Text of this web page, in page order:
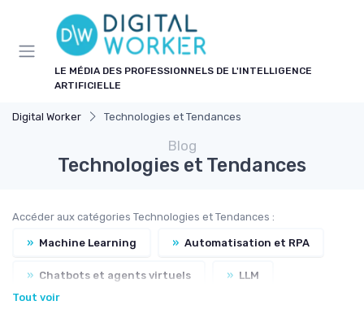
LE MÉDIA DES PROFESSIONNELS DE L'INTELLIGENCE
ARTIFICIELLE
Digital Worker Technologies et Tendances
Blog
Technologies et Tendances
Accéder aux catégories Technologies et Tendances :
» Machine Learning » Automatisation et RPA
» Chatbots et agents virtuels » LLM
Tout voir